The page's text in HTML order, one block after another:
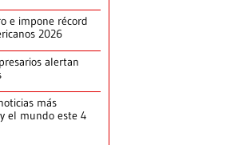
e impone récord
2026
alertan
más
el mundo este 4